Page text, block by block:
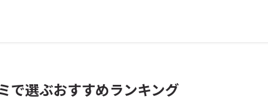
で選ぶおすすめランキング